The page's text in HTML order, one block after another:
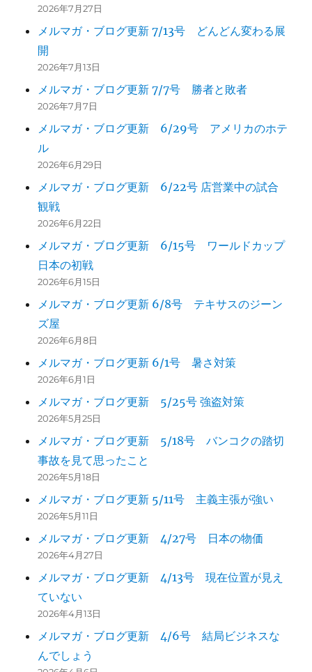
2026年7月27日
メルマガ・ブログ更新 7/13号 どんどん変わる展
開
2026年7月13日
メルマガ・ブログ更新 7/7号 勝者と敗者
2026年7月7日
メルマガ・ブログ更新 6/29号 アメリカのホテ
ル
2026年6月29日
メルマガ・ブログ更新 6/22号 店営業中の試合
観戦
2026年6月22日
メルマガ・ブログ更新 6/15号 ワールドカップ
日本の初戦
2026年6月15日
メルマガ・ブログ更新 6/8号 テキサスのジーン
ズ屋
2026年6月8日
メルマガ・ブログ更新 6/1号 暑さ対策
2026年6月1日
メルマガ・ブログ更新 5/25号 強盗対策
2026年5月25日
メルマガ・ブログ更新 5/18号 バンコクの踏切
事故を見て思ったこと
2026年5月18日
メルマガ・ブログ更新 5/11号 主義主張が強い
2026年5月11日
メルマガ・ブログ更新 4/27号 日本の物価
2026年4月27日
メルマガ・ブログ更新 4/13号 現在位置が見え
ていない
2026年4月13日
メルマガ・ブログ更新 4/6号 結局ビジネスな
んでしょう